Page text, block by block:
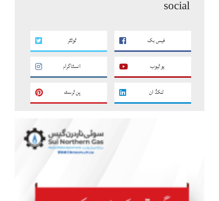
social
فیس بک ٹوئٹر
یو ٹیوب انسٹاگرام
لنکڈ ان پن ٹرسٹ